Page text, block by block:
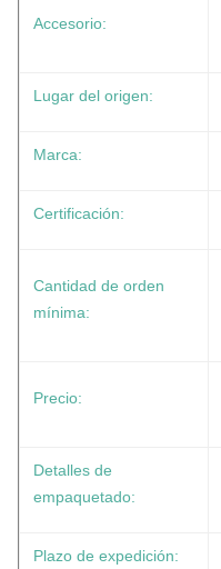
Accesorio:
Lugar del origen:
Marca:
Certificación:
Cantidad de orden
mínima:
Precio:
Detalles de
empaquetado:
Plazo de expedición: